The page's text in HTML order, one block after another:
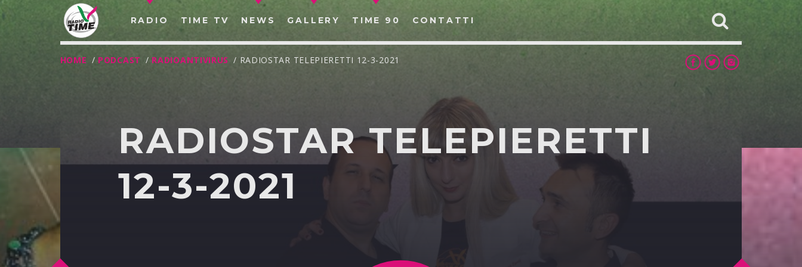
RADIO TIME TV NEWS GALLERY TIME 90 CONTATTI
CERCA NEL SITO WEB:
HOME / PODCAST / RADIOANTIVIRUS / RADIOSTAR TELEPIERETTI 12-3-2021
RADIOSTAR TELEPIERETTI
12-3-2021